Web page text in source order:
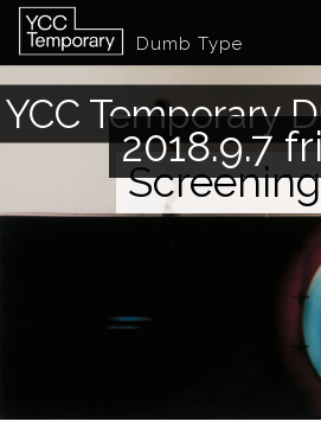
Dumb Type
YCC Temporary
2018.9.7